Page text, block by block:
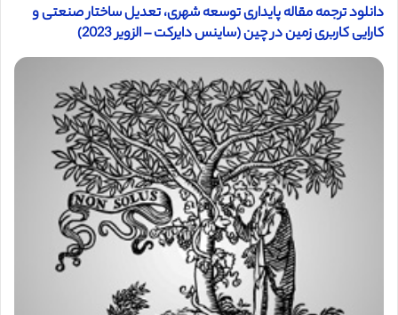
دانلود ترجمه مقاله پایداری توسعه شهری، تعدیل ساختار صنعتی و
کارایی کاربری زمین در چین (ساینس دایرکت – الزویر 2023)